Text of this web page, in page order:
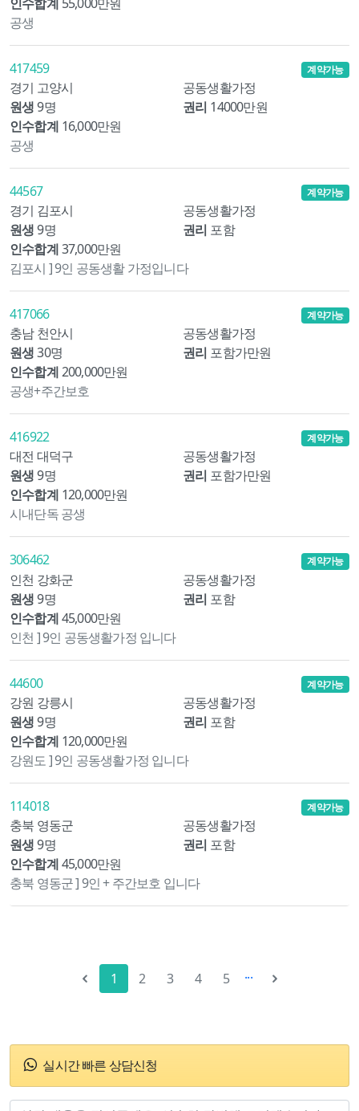
실시간 빠른 상담신청
공생
417459
경기 고양시
공동생활가정
원생 9명 권리 14000만원
인수합계 16,000만원
계약가능
공생
44567
경기 김포시
공동생활가정
원생 9명 권리 포함
인수합계37,000만원
계약가능
김포시 ] 9인 공동생활 가정입니다
417066
충남 천안시
공동생활가정
원생 30명 권리 포함가만원
인수합계200,000만원
계약가능
공생+주간보호
416922
대전 대덕구
공동생활가정
원생 9명 권리 포함가만원
인수합계 120,000만원
계약가능
시내단독 공생
306462
인천 강화군
공동생활가정
원생 9명 권리 포함
인수합계45,000만원
계약가능
인천 ] 9인 공동생활가정 입니다
44600
강원 강릉시
공동생활가정
원생 9명 권리 포함
인수합계 120,000만원
계약가능
강원도 ] 9인 공동생활가정 입니다
114018
충북 영동군
공동생활가정
원생 9명 권리 포함
인수합계45,000만원
계약가능
충북 영동군 ] 9인 + 주간보호 입니다
1 2 3 4 5 ...